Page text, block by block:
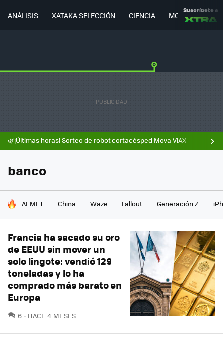
ANÁLISIS XATAKA SELECCIÓN CIENCIA MOVILIDAD
Suscríbete a
🌿¡Últimas horas! Sorteo de robot cortacésped Mova ViAX
banco
HOY SE HABLA DE
AEMET China Waze Fallout Generación Z
Francia ha sacado su oro
de EEUU sin mover un
solo lingote: vendió 129
toneladas y lo ha
comprado más barato en
Europa
6 COMENTARIOS
HACE 4 MESES